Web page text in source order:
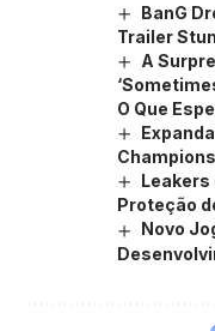
BanG
Trailer
A
O Que
Champions
Leakers
Proteção
Novo